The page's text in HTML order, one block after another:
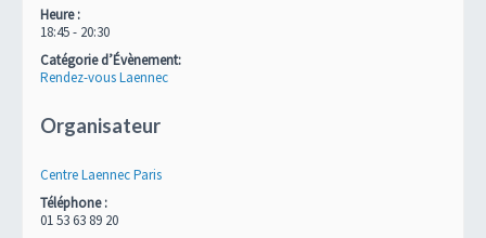
Heure :
18:45 - 20:30
Catégorie d’Évènement:
Rendez-vous Laennec
Organisateur
Centre Laennec Paris
Téléphone :
01 53 63 89 20